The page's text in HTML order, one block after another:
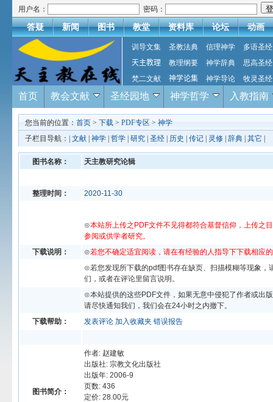
用户名： 密码：
答疑 新闻 图书 教堂 资料库 论坛 动画
训导文集 圣教法典 信理神学
多语圣经
天主教理
教理纲要 神学辞典
思高圣经
梵二文献
神学论集 神学导论 牧灵圣经
首页 教会文献 圣经园地 神学哲学 入教指南
您当前的位置： 首页 > 下载 > PDF专区 > 神学
子栏目导航：| 文献 神学 哲学 研究 圣经 历史 传记 灵修 辞典 其它
图书名称： 天主教研究论辑
整理时间： 2020-11-30
⊙本站所上传之PDF文件不见得都符合基督信仰，上传之
参阅或供学者研究。
下载说明：
⊙若您不确定适宜阅读，请在有经验的人指导下下载相应
⊙若您发现所下载的pdf图书存在缺页、扫描模糊等现象，
们，或者在评论里留言说明。
⊙本站提供的这些PDF文件，如果无意中侵犯了作者或出
请尽快通知我们，我们会在24小时之内撤下。
下载帮助：
发表评论 加入收藏夹 错误报告
图书简介：
作者: 赵建敏
出版社: 宗教文化出版社
出版年: 2006-9
页数: 436
定价: 28.00元